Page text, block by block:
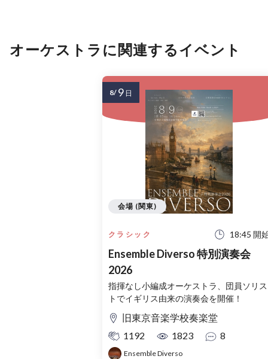
オーケストラに関連するイベント
クラシック 18:45 開
Ensemble Diverso 特別演奏会
2026
指揮なし小編成オーケストラ、団員ソリス
トでイギリス由来の演奏会を開催！
旧東京音楽学校奏楽堂
1192
1823 8
Ensemble Diverso
会場 (関東)
8/ 9 日